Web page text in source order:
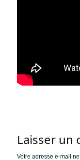
Laisser un
Votre adresse e-mail